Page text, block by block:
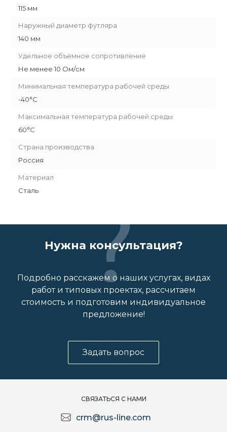
115 мм
Наружный диаметр футляра
140 мм
Удельное объёмное сопротивление
Не менее 10 Ом/см
Минимальная температура рабочей среды
-40°С
Максимальная температура рабочей среды
60°С
Страна производства
Россия
Материал
Сталь
Нужна консультация?
Подробно расскажем о наших услугах, видах
работ и типовых проектах, рассчитаем
стоимость и подготовим индивидуальное
предложение!
Задать вопрос
СВЯЗАТЬСЯ С НАМИ
crm@rus-line.com